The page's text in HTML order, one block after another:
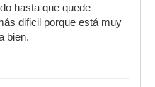
hasta que quede
dificil porque está muy
bien.